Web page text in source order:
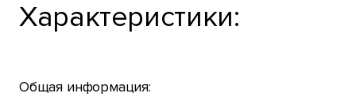
Характеристики:
Общая информация: